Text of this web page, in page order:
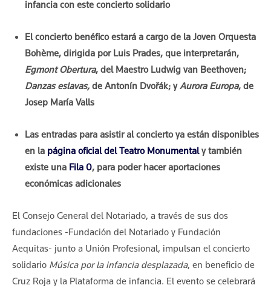
infancia con este concierto solidario
El concierto benéfico estará a cargo de la Joven Orquesta
Bohème, dirigida por Luis Prades, que interpretarán,
Egmont Obertura, del Maestro Ludwig van Beethoven;
Danzas eslavas,de Antonín Dvořák; yAurora Europa, de
Josep María Valls
Las entradas para asistir al concierto ya están disponibles
en la página oficial del Teatro Monumentaly también
existe una Fila 0, para poder hacer aportaciones
económicas adicionales
El Consejo General del Notariado, a través de sus dos
fundaciones -Fundación del Notariado y Fundación
Aequitas- junto a Unión Profesional, impulsan el concierto
solidario Música por la infancia desplazada, en beneficio de
Cruz Roja y la Plataforma de infancia. El evento se celebrará